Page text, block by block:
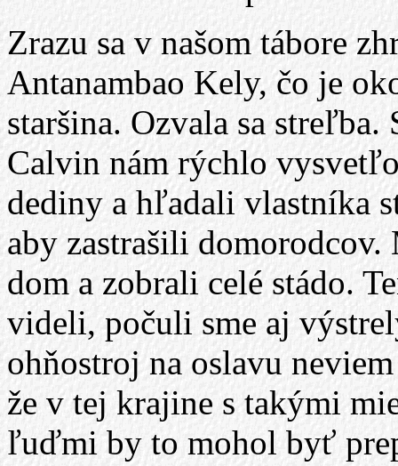
Zrazu sa v našom tábore
Antanambao Kely, čo je
staršina. Ozvala sa
Calvin nám rýchlo
dediny a hľadali vlastníka
aby zastrašili
dom a zobrali celé stádo.
videli, počuli sme aj
ohňostroj na oslavu
že v tej krajine s takými
ľuďmi by to mohol byť